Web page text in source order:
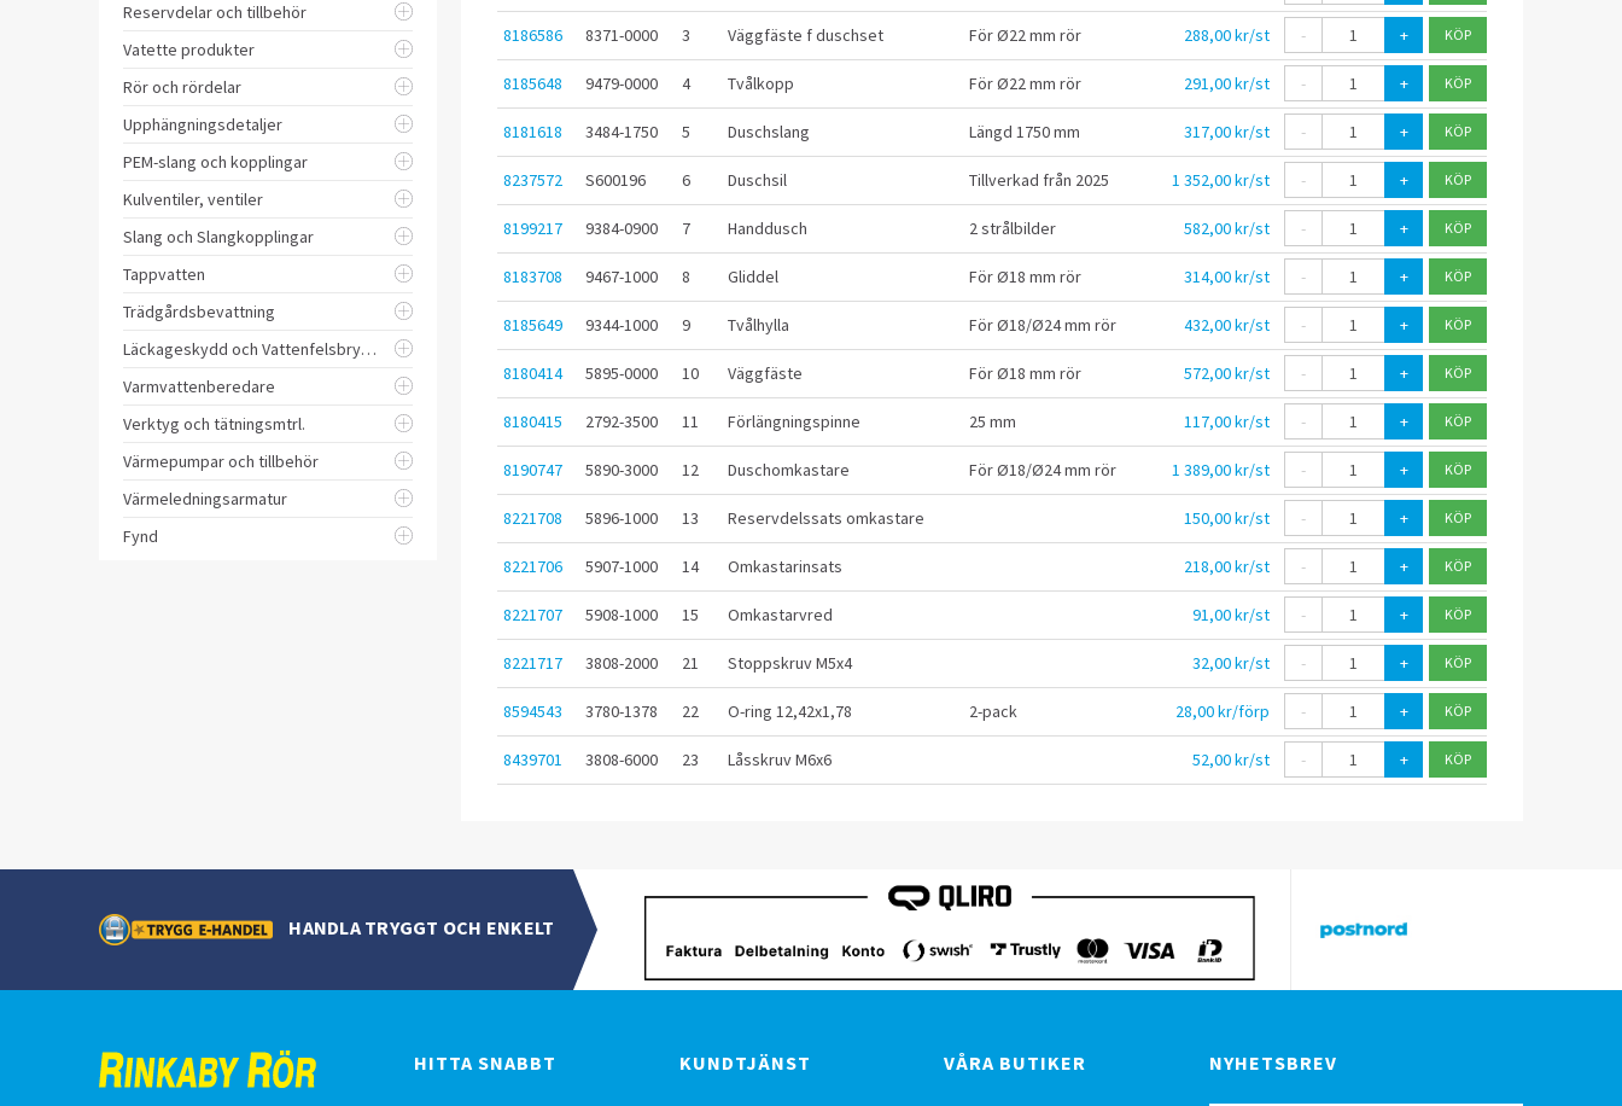
Reservdelar och tillbehör
Vatette produkter
Rör och rördelar
Upphängningsdetaljer
PEM-slang och kopplingar
Kulventiler, ventiler
Slang och Slangkopplingar
Tappvatten
Trädgårdsbevattning
Läckageskydd och Vattenfelsbrytare
Varmvattenberedare
Verktyg och tätningsmtrl.
Värmepumpar och tillbehör
Värmeledningsarmatur
Fynd
8186586 8371-0000 3 Väggfäste f duschset För Ø22 mm rör 288,00 kr/st - +
8185648 9479-0000 4 Tvålkopp För Ø22 mm rör 291,00 kr/st - +
8181618 3484-1750 5 Duschslang Längd 1750 mm 317,00 kr/st - +
8237572 S600196 6 Duschsil Tillverkad från 2025 1 352,00 kr/st - +
8199217 9384-0900 7 Handdusch 2 strålbilder 582,00 kr/st - +
8183708 9467-1000 8 Gliddel För Ø18 mm rör 314,00 kr/st - +
8185649 9344-1000 9 Tvålhylla För Ø18/Ø24 mm rör 432,00 kr/st - +
8180414 5895-0000 10 Väggfäste För Ø18 mm rör 572,00 kr/st - +
8180415 2792-3500 11 Förlängningspinne 25 mm 117,00 kr/st - +
8190747 5890-3000 12 Duschomkastare För Ø18/Ø24 mm rör 1 389,00 kr/st - +
8221708 5896-1000 13 Reservdelssats omkastare 150,00 kr/st - +
8221706 5907-1000 14 Omkastarinsats 218,00 kr/st - +
8221707 5908-1000 15 Omkastarvred 91,00 kr/st - +
8221717 3808-2000 21 Stoppskruv M5x4 32,00 kr/st - +
8594543 3780-1378 22 O-ring 12,42x1,78 2-pack 28,00 kr/förp - +
8439701 3808-6000 23 Låsskruv M6x6 52,00 kr/st - +
HANDLA TRYGGT OCH ENKELT
HITTA SNABBT KUNDTJÄNST VÅRA BUTIKER NYHETSBREV